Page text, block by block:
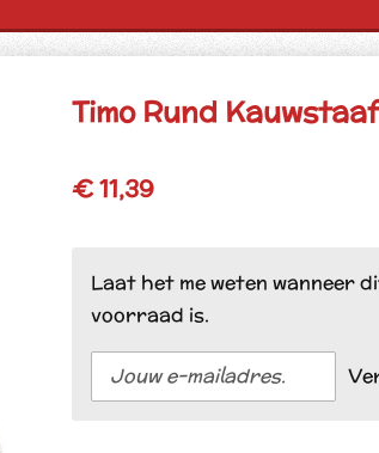
Timo Rund
€ 11,39
Laat het me weten wanneer
voorraad is.